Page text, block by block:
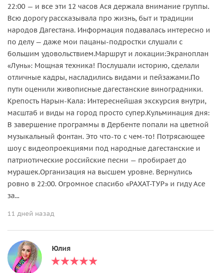
22:00 — и все эти 12 часов Ася держала внимание группы.
Всю дорогу рассказывала про жизнь, быт и традиции
народов Дагестана. Информация подавалась интересно и
по делу — даже мои пацаны-подростки слушали с
большим удовольствием. ​Маршрут и локации: ​Экраноплан
«Лунь»: Мощная техника! Послушали историю, сделали
отличные кадры, насладились видами и пейзажами. ​По
пути оценили живописные дагестанские виноградники. ​
Крепость Нарын-Кала: Интереснейшая экскурсия внутри,
масштаб и виды на город просто супер. ​Кульминация дня:
В завершение программы в Дербенте попали на цветной
музыкальный фонтан. Это что-то с чем-то! Потрясающее
шоу с видеопроекциями под народные дагестанские и
патриотические российские песни — пробирает до
мурашек. ​Организация на высшем уровне. Вернулись
ровно в 22:00. Огромное спасибо «РАХАТ-ТУР» и гиду Асе
за...
11 дней назад
Юлия